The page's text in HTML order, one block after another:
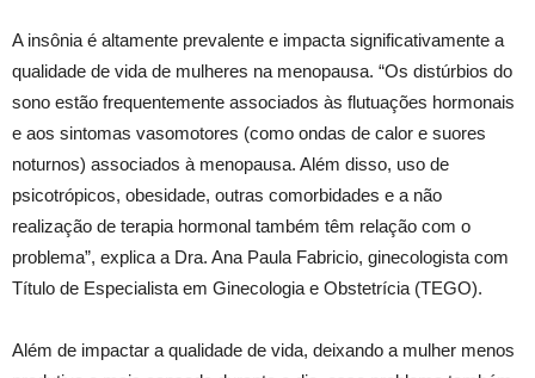
A insônia é altamente prevalente e impacta significativamente a
qualidade de vida de mulheres na menopausa. “Os distúrbios do
sono estão frequentemente associados às flutuações hormonais
e aos sintomas vasomotores (como ondas de calor e suores
noturnos) associados à menopausa. Além disso, uso de
psicotrópicos, obesidade, outras comorbidades e a não
realização de terapia hormonal também têm relação com o
problema”, explica a Dra. Ana Paula Fabricio, ginecologista com
Título de Especialista em Ginecologia e Obstetrícia (TEGO).
Além de impactar a qualidade de vida, deixando a mulher menos